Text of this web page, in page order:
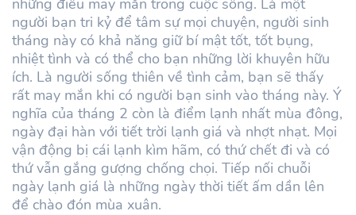
những điều may mắn trong cuộc sống. Là một
người bạn tri kỷ để tâm sự mọi chuyện, người sinh
tháng này có khả năng giữ bí mật tốt, tốt bụng,
nhiệt tình và có thể cho bạn những lời khuyên hữu
ích. Là người sống thiên về tình cảm, bạn sẽ thấy
rất may mắn khi có người bạn sinh vào tháng này. Ý
nghĩa của tháng 2 còn là điểm lạnh nhất mùa đông,
ngày đại hàn với tiết trời lạnh giá và nhợt nhạt. Mọi
vận động bị cái lạnh kìm hãm, có thứ chết đi và có
thứ vẫn gắng gượng chống chọi. Tiếp nối chuỗi
ngày lạnh giá là những ngày thời tiết ấm dần lên
để chào đón mùa xuân.